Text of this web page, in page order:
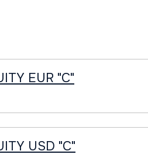
EUR "C"
USD "C"